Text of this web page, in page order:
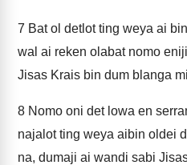
7 Bat ol detlot ting weya ai
wal ai reken olabat nomo
Jisas Krais bin dum blanga
8 Nomo oni det lowa en
najalot ting weya aibin oldei
na, dumaji ai wandi sabi